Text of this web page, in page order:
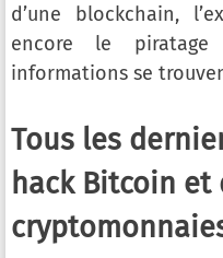
d’une blockchain,
encore le
informations se
Tous les
hack Bitcoin et